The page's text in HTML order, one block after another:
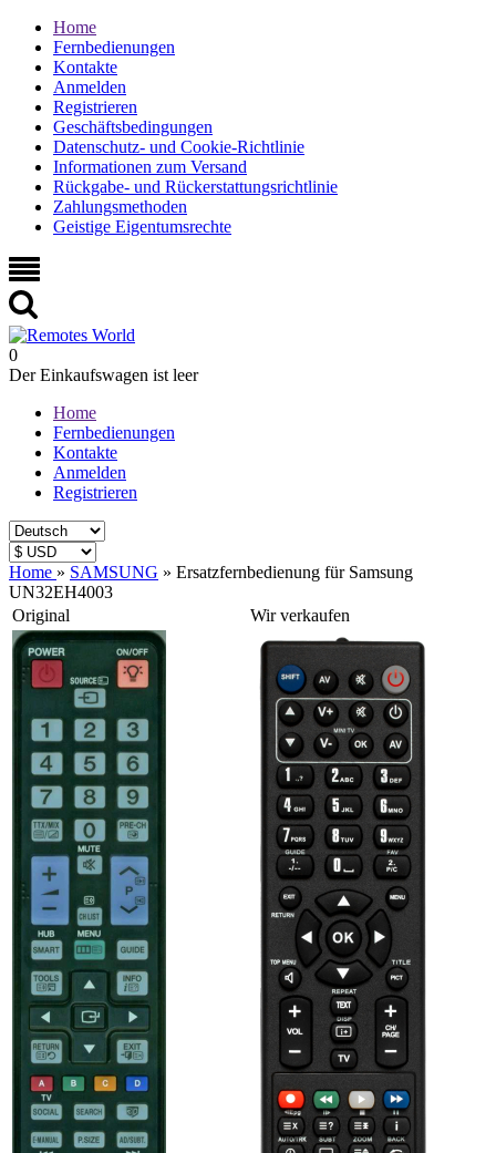
Home
Fernbedienungen
Kontakte
Anmelden
Registrieren
Geschäftsbedingungen
Datenschutz- und Cookie-Richtlinie
Informationen zum Versand
Rückgabe- und Rückerstattungsrichtlinie
Zahlungsmethoden
Geistige Eigentumsrechte
0
Der Einkaufswagen ist leer
Home
Fernbedienungen
Kontakte
Anmelden
Registrieren
Home » SAMSUNG » Ersatzfernbedienung für Samsung
UN32EH4003
Original
Wir verkaufen